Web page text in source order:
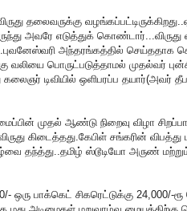
தலைவருக்கு
அவரே எடுத்துக் கொண்டார்...விருது
அந்தரங்கத்தில்
வலியை பொருட்படுத்தாமல் முதல்வர்
கலைஞர் டிவியில் ஒளிபரப்ப தயார்(அவர்
முதல் ஆண்டு நிறைவு விழா
கிடைத்தது.கேபிள் சங்கரின் விபத்து
தந்த்து..தமிழ் ஸ்டூடியோ அருண்
ஒரு பாக்கெட் சிகரெட்டுக்கு